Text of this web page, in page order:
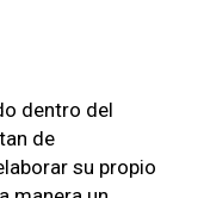
dentro del
de
su propio